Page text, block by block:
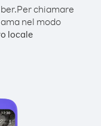
Per chiamare
nel modo
locale